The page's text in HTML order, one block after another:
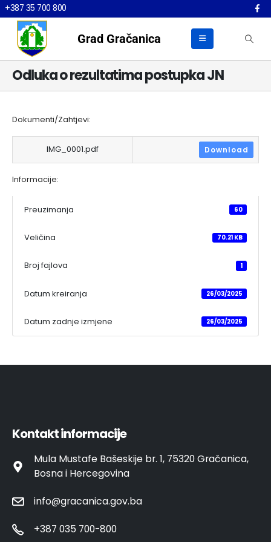
+387 35 700 800
Grad Gračanica
Odluka o rezultatima postupka JN
Dokumenti/Zahtjevi:
IMG_0001.pdf Download
Informacije:
Preuzimanja 60
Veličina 70.21 KB
Broj fajlova 1
Datum kreiranja 26/03/2025
Datum zadnje izmjene 26/03/2025
Kontakt informacije
Mula Mustafe Bašeskije br. 1, 75320 Gračanica,
Bosna i Hercegovina
info@gracanica.gov.ba
+387 035 700-800